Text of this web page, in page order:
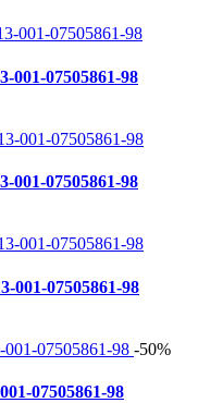
07505861-98
07505861-98
07505861-98
-50%
07505861-98